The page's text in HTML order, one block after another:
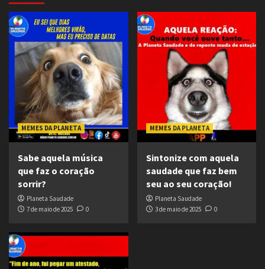
MEMES DA PLANETA
Sabe aquela música
que faz o coração
sorrir?
Planeta Saudade
7 de maio de 2025
0
MEMES DA PLANETA
Sintonize com aquela
saudade que faz bem
seu ao seu coração!
Planeta Saudade
3 de maio de 2025
0